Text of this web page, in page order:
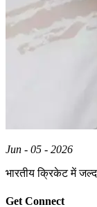
Jun - 05 - 2026
भारतीय क्रिकेट में
Get Connect